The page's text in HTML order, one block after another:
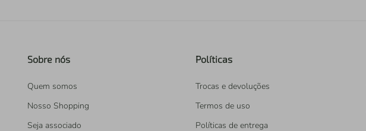
Sobre nós
Quem somos
Nosso Shopping
Seja associado
Políticas
Trocas e devoluções
Termos de uso
Políticas de entrega